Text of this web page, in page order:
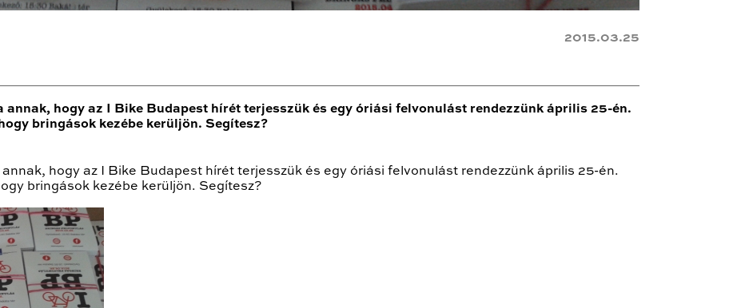
2015.03.25
hogy az I Bike Budapest hírét terjesszük és egy óriási felvonulást rendezzünk április 25-én.
bringások kezébe kerüljön. Segítesz?
hogy az I Bike Budapest hírét terjesszük és egy óriási felvonulást rendezzünk április 25-én.
bringások kezébe kerüljön. Segítesz?